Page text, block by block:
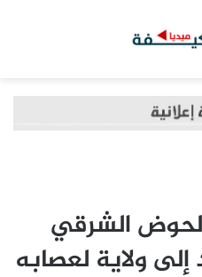
الشرقي
ولاية لعصابه